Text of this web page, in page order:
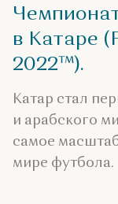
в Катаре
2022™).
Катар стал
и арабского
самое
мире футбола.